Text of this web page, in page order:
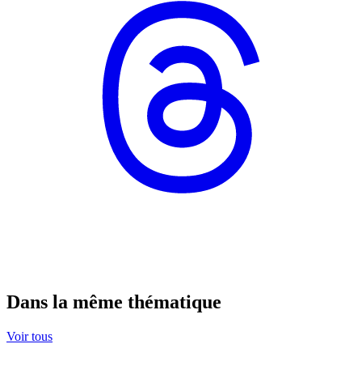
Dans la même thématique
Voir tous